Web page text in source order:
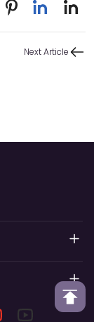
Next Article